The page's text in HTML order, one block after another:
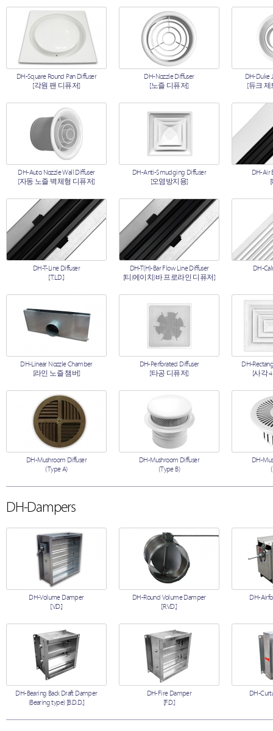
DH-Square Round Pan Diffuser
[각원 팬 디퓨저]
DH-Nozzle Diffuser
[노즐 디퓨저]
DH-Duke
[듀크 제
DH-Auto Nozzle Wall Diffuser
[자동 노즐 벽체형 디퓨저]
DH-Anti-Smudging Diffuser
[오염방지용]
DH-Air
DH-T-Line Diffuser
[T.L.D.]
DH-T(H)-Bar Flow Line Diffuser
[티(에이치)바 프로라인 디퓨저]
DH-
DH-Linear Nozzle Chamber
[라인 노즐 챔버]
DH-Perforated Diffuser
[타공 디퓨저]
DH-
[사각
DH-Mushroom Diffuser
(Type A)
DH-Mushroom Diffuser
(Type B)
DH-
DH-Dampers
DH-Volume Damper
[V.D.]
DH-Round Volume Damper
[R.V.D.]
DH-
DH-Bearing Back Draft Damper
(Bearing type) [B.D.D.]
DH-Fire Damper
[F.D.]
DH-